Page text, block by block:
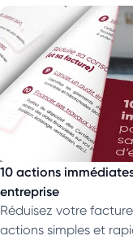
10 actions
entreprise
Réduisez votre
actions simples et